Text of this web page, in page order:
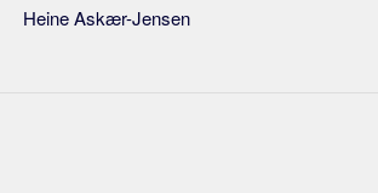
Heine Askær-Jensen